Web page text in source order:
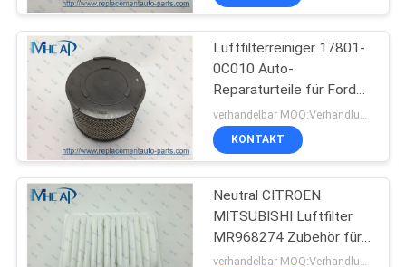
Auto Luftfilter
82
Luftfilterreiniger 17801-
0C010 Auto-
Reparaturteile für Ford
MAZDA TOYOTA
KONTAKT
Neutral CITROEN
MITSUBISHI Luftfilter
MR968274 Zubehör für
Fahrzeuge
verhandelbar MOQ:Verhandlungsfähig